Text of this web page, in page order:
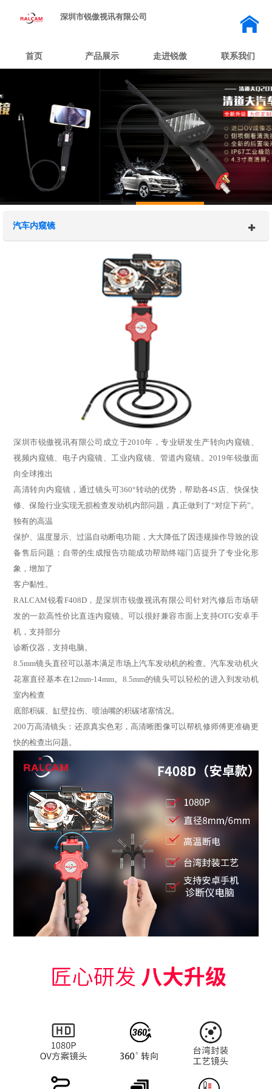
深圳市锐傲视讯有限公司
首页 产品展示 走进锐傲 联系我们
汽车内窥镜
深圳市锐傲视讯有限公司成立于2010年，专业研发生产转向 内窥镜
视频内窥镜、电子内窥镜、 工业内窥镜 、管道内窥镜。2019年锐傲面
向全球推出
高清转向内窥镜，通过镜头可360°转动的优势，帮助各4S店、快保快
修、保险行业实现无损检查发动机内部问题，真正做到了“对症下药”。
独有的高温
保护、温度显示、过温自动断电功能，大大降低了因违规操作导致的设
备售后问题；自带的生成报告功能成功帮助终端门店提升了专业化形
象，增加了
客户黏性。
RALCAM锐看F408D，是深圳市锐傲视讯有限公司针对汽修后市场研
发的一款高性价比直连内窥镜。可以很好兼容市面上支持OTG安卓手
机，支持部分
诊断仪器，支持电脑。
8.5mm镜头直径可以基本满足市场上汽车发动机的检查。汽车发动机火
花塞直径基本在12mm-14mm。8.5mm的镜头可以轻松的进入到发动机
室内检查
底部积碳、缸壁拉伤、喷油嘴的积碳堵塞情况。
200万高清镜头：还原真实色彩，高清晰图像可以帮机修师傅更准确更
快的检查出问题。